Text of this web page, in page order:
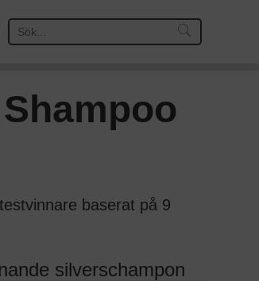
baserat på 9
silverschampon